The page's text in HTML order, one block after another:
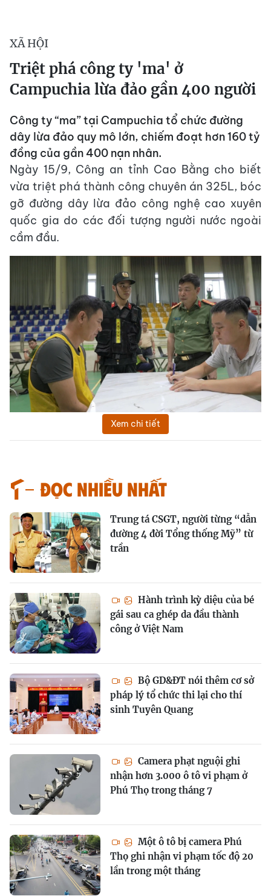
XÃ HỘI
Triệt phá công ty 'ma' ở
Campuchia lừa đảo gần 400 người
Công ty “ma” tại Campuchia tổ chức đường
dây lừa đảo quy mô lớn, chiếm đoạt hơn 160 tỷ
đồng của gần 400 nạn nhân.
Ngày 15/9, Công an tỉnh Cao Bằng cho biết
vừa triệt phá thành công chuyên án 325L, bóc
gỡ đường dây lừa đảo công nghệ cao xuyên
quốc gia do các đối tượng người nước ngoài
cầm đầu.
Xem chi tiết
Đọc nhiều nhất
Trung tá CSGT, người từng “dẫn
đường 4 đời Tổng thống Mỹ” từ
trần
Hành trình kỳ diệu của bé
gái sau ca ghép da đầu thành
công ở Việt Nam
Bộ GD&ĐT nói thêm cơ sở
pháp lý tổ chức thi lại cho thí
sinh Tuyên Quang
Camera phạt nguội ghi
nhận hơn 3.000 ô tô vi phạm ở
Phú Thọ trong tháng 7
Một ô tô bị camera Phú
Thọ ghi nhận vi phạm tốc độ 20
lần trong một tháng